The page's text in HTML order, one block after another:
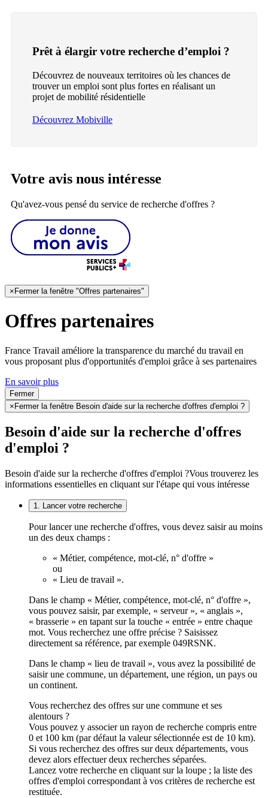
Prêt à élargir votre recherche d’emploi ?
Découvrez de nouveaux territoires où les chances de
trouver un emploi sont plus fortes en réalisant un
projet de mobilité résidentielle
Découvrez Mobiville
Votre avis nous intéresse
Qu'avez-vous pensé du service de recherche d'offres ?
×Fermer la fenêtre "Offres partenaires"
Offres partenaires
France Travail améliore la transparence du marché du travail en
vous proposant plus d'opportunités d'emploi grâce à ses partenaires
En savoir plus
Fermer
×Fermer la fenêtre Besoin d'aide sur la recherche d'offres d'emploi ?
Besoin d'aide sur la recherche d'offres
d'emploi ?
Besoin d'aide sur la recherche d'offres d'emploi ?Vous trouverez les
informations essentielles en cliquant sur l'étape qui vous intéresse
1. Lancer votre recherche
Pour lancer une recherche d'offres, vous devez saisir au moins
un des deux champs :
« Métier, compétence, mot-clé, n° d'offre »
ou
« Lieu de travail ».
Dans le champ « Métier, compétence, mot-clé, n° d'offre »,
vous pouvez saisir, par exemple, « serveur », « anglais »,
« brasserie » en tapant sur la touche « entrée » entre chaque
mot. Vous recherchez une offre précise ? Saisissez
directement sa référence, par exemple 049RSNK.
Dans le champ « lieu de travail », vous avez la possibilité de
saisir une commune, un département, une région, un pays ou
un continent.
Vous recherchez des offres sur une commune et ses
alentours ?
Vous pouvez y associer un rayon de recherche compris entre
0 et 100 km (par défaut la valeur sélectionnée est de 10 km).
Si vous recherchez des offres sur deux départements, vous
devez alors effectuer deux recherches séparées.
Lancez votre recherche en cliquant sur la loupe ; la liste des
offres d'emploi correspondant à vos critères de recherche est
restituée.